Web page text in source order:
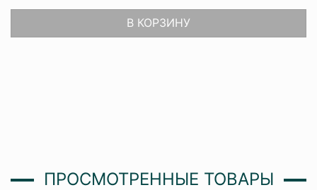
В КОРЗИНУ
ПРОСМОТРЕННЫЕ ТОВАРЫ